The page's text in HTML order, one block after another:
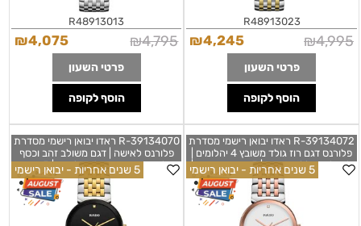
R48913023
₪4,995
₪4,245
פרטי השעון
הוסף לקופה
R48913013
₪4,795
₪4,075
פרטי השעון
הוסף לקופה
R-39134072 ראדו יבואן רישמי מסדרת
פלורנס דגם רוז גולד משובץ 4 יהלומים |
לוח לבן כולל תאריכון | 5 שנים אחריות |
RADO Florence Classic Diamonds
Two Tone Stainless Stee0l Bracelet
R48913723
5 שנים אחריות - יבואן רישמי
R-39134070 ראדו יבואן רישמי מסדרת
פלורנס לאישה | דגם משולב זהב וכסף
בלוח שחור משובץ 4 יהלומים | 5 שנים
אחריות | RADO Florence Classic
Diamond Set Black Dial Two Tone
R48913703
5 שנים אחריות - יבואן רישמי